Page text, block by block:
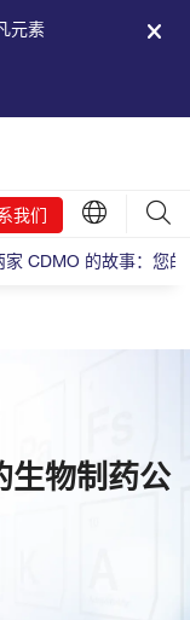
元素
我们
家 CDMO 的故事：您
生物制药公